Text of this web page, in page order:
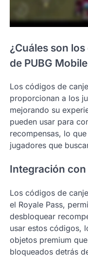
¿Cuáles son
de PUBG
Los códigos de
proporcionan a los
mejorando su
pueden usar para
recompensas, lo
jugadores que
Integración con
Los códigos de
el Royale Pass,
desbloquear
usar estos códigos,
objetos premium
bloqueados detrás